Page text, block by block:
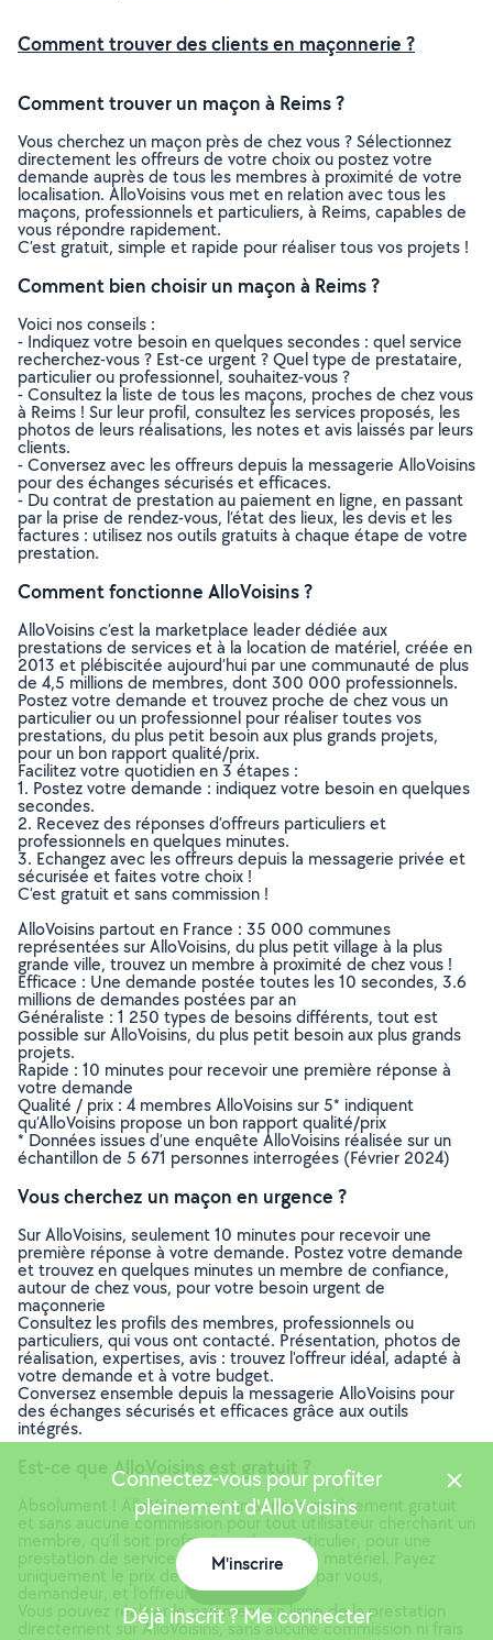
Comment trouver des clients en maçonnerie ?
Comment trouver un maçon à Reims ?
Vous cherchez un maçon près de chez vous ? Sélectionnez
directement les offreurs de votre choix ou postez votre
demande auprès de tous les membres à proximité de votre
localisation. AlloVoisins vous met en relation avec tous les
maçons, professionnels et particuliers, à Reims, capables de
vous répondre rapidement.
C’est gratuit, simple et rapide pour réaliser tous vos projets !
Comment bien choisir un maçon à Reims ?
Voici nos conseils :
- Indiquez votre besoin en quelques secondes : quel service
recherchez-vous ? Est-ce urgent ? Quel type de prestataire,
particulier ou professionnel, souhaitez-vous ?
- Consultez la liste de tous les maçons, proches de chez vous
à Reims ! Sur leur profil, consultez les services proposés, les
photos de leurs réalisations, les notes et avis laissés par leurs
clients.
- Conversez avec les offreurs depuis la messagerie AlloVoisins
pour des échanges sécurisés et efficaces.
- Du contrat de prestation au paiement en ligne, en passant
par la prise de rendez-vous, l’état des lieux, les devis et les
factures : utilisez nos outils gratuits à chaque étape de votre
prestation.
Comment fonctionne AlloVoisins ?
AlloVoisins c’est la marketplace leader dédiée aux
prestations de services et à la location de matériel, créée en
2013 et plébiscitée aujourd’hui par une communauté de plus
de 4,5 millions de membres, dont 300 000 professionnels.
Postez votre demande et trouvez proche de chez vous un
particulier ou un professionnel pour réaliser toutes vos
prestations, du plus petit besoin aux plus grands projets,
pour un bon rapport qualité/prix.
Facilitez votre quotidien en 3 étapes :
1. Postez votre demande : indiquez votre besoin en quelques
secondes.
2. Recevez des réponses d’offreurs particuliers et
professionnels en quelques minutes.
3. Echangez avec les offreurs depuis la messagerie privée et
sécurisée et faites votre choix !
C’est gratuit et sans commission !
AlloVoisins partout en France : 35 000 communes
représentées sur AlloVoisins, du plus petit village à la plus
grande ville, trouvez un membre à proximité de chez vous !
Efficace : Une demande postée toutes les 10 secondes, 3.6
millions de demandes postées par an
Généraliste : 1 250 types de besoins différents, tout est
possible sur AlloVoisins, du plus petit besoin aux plus grands
projets.
Rapide : 10 minutes pour recevoir une première réponse à
votre demande
Qualité / prix : 4 membres AlloVoisins sur 5* indiquent
qu’AlloVoisins propose un bon rapport qualité/prix
* Données issues d’une enquête AlloVoisins réalisée sur un
échantillon de 5 671 personnes interrogées (Février 2024)
Vous cherchez un maçon en urgence ?
Sur AlloVoisins, seulement 10 minutes pour recevoir une
première réponse à votre demande. Postez votre demande
et trouvez en quelques minutes un membre de confiance,
autour de chez vous, pour votre besoin urgent de
maçonnerie
Consultez les profils des membres, professionnels ou
particuliers, qui vous ont contacté. Présentation, photos de
réalisation, expertises, avis : trouvez l'offreur idéal, adapté à
votre demande et à votre budget.
Conversez ensemble depuis la messagerie AlloVoisins pour
des échanges sécurisés et efficaces grâce aux outils
intégrés.
Est-ce que AlloVoisins est gratuit ?
Absolument ! AlloVoisins est un service entièrement gratuit
et sans aucune commission pour tout utilisateur cherchant un
membre, qu’il soit professionnel ou particulier, pour une
prestation de service ou une location de matériel. Payez
uniquement le prix de la prestation, fixé par vous,
demandeur, et l’offreur.
Vous pouvez réaliser le paiement en ligne de la prestation
directement sur AlloVoisins, sans aucune commission ni frais
Connectez-vous pour profiter
pleinement d'AlloVoisins
M'inscrire
Déjà inscrit ? Me connecter